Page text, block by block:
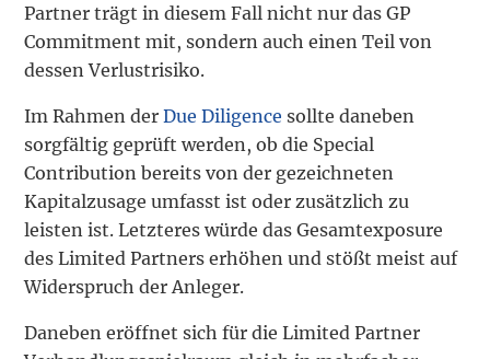
Partner trägt in diesem Fall nicht nur das GP
Commitment mit, sondern auch einen Teil von
dessen Verlustrisiko.
Im Rahmen derDue Diligence sollte daneben
sorgfältig geprüft werden, ob die Special
Contribution bereits von der gezeichneten
Kapitalzusage umfasst ist oder zusätzlich zu
leisten ist. Letzteres würde das Gesamtexposure
des Limited Partners erhöhen und stößt meist auf
Widerspruch der Anleger.
Daneben eröffnet sich für die Limited Partner